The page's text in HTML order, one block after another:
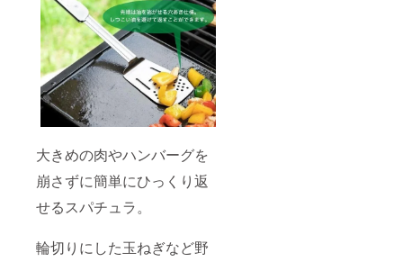
大きめの肉やハンバーグを
崩さずに簡単にひっくり返
せるスパチュラ。
輪切りにした玉ねぎなど野